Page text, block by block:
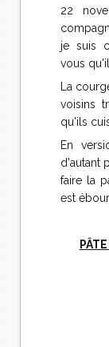
22
je suis
vous
La
voisins
qu'ils
En
d'autant
faire la
est